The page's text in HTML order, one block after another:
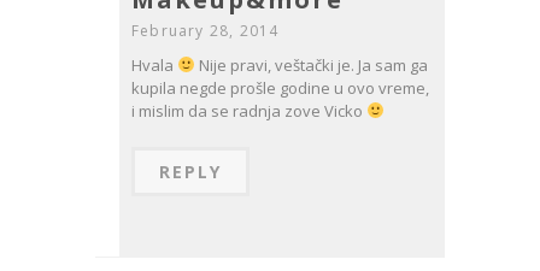
February 28, 2014
Hvala
Nije pravi, veštački je. Ja sam ga
kupila negde prošle godine u ovo vreme,
i mislim da se radnja zove Vicko
REPLY